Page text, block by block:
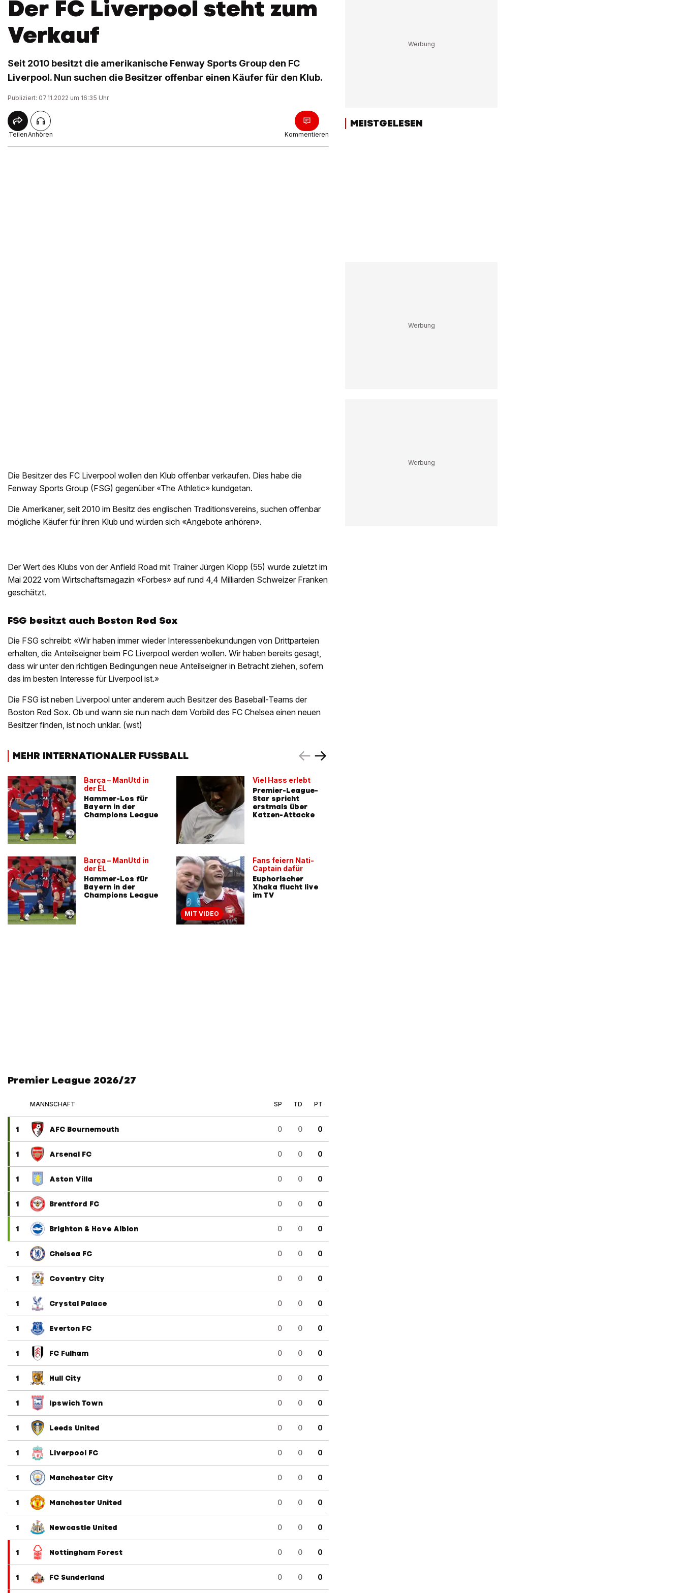
Der FC Liverpool steht zum
Verkauf
Seit 2010 besitzt die amerikanische Fenway Sports Group den FC
Liverpool. Nun suchen die Besitzer offenbar einen Käufer für den Klub.
Publiziert: 07.11.2022 um 16:35 Uhr
TeilenAnhören Kommentieren
Die Besitzer des FC Liverpool wollen den Klub offenbar verkaufen. Dies habe die
Fenway Sports Group (FSG) gegenüber «The Athletic» kundgetan.
Die Amerikaner, seit 2010 im Besitz des englischen Traditionsvereins, suchen offenbar
mögliche Käufer für ihren Klub und würden sich «Angebote anhören».
Der Wert des Klubs von der Anfield Road mit Trainer Jürgen Klopp (55) wurde zuletzt im
Mai 2022 vom Wirtschaftsmagazin «Forbes» auf rund 4,4 Milliarden Schweizer Franken
geschätzt.
FSG besitzt auch Boston Red Sox
Die FSG schreibt: «Wir haben immer wieder Interessenbekundungen von Drittparteien
erhalten, die Anteilseigner beim FC Liverpool werden wollen. Wir haben bereits gesagt,
dass wir unter den richtigen Bedingungen neue Anteilseigner in Betracht ziehen, sofern
das im besten Interesse für Liverpool ist.»
Die FSG ist neben Liverpool unter anderem auch Besitzer des Baseball-Teams der
Boston Red Sox. Ob und wann sie nun nach dem Vorbild des FC Chelsea einen neuen
Besitzer finden, ist noch unklar. (wst)
MEHR INTERNATIONALER FUSSBALL
Barça – ManUtd in
der EL
Hammer-Los für
Bayern in der
Champions League
Barça – ManUtd in
der EL
Hammer-Los für
Bayern in der
Champions League
Viel Hass erlebt
Premier-League-
Star spricht
erstmals über
Katzen-Attacke
MIT VIDEO
Fans feiern Nati-
Captain dafür
Euphorischer
Xhaka flucht live
im TV
Premier League 2026/27
MANNSCHAFT SP TD PT
1 AFC Bournemouth 0 0 0
1 Arsenal FC 0 0 0
1 Aston Villa 0 0 0
1 Brentford FC 0 0 0
1 Brighton & Hove Albion 0 0 0
1 Chelsea FC 0 0 0
1 Coventry City 0 0 0
1 Crystal Palace 0 0 0
1 Everton FC 0 0 0
1 FC Fulham 0 0 0
1 Hull City 0 0 0
1 Ipswich Town 0 0 0
1 Leeds United 0 0 0
1 Liverpool FC 0 0 0
1 Manchester City 0 0 0
1 Manchester United 0 0 0
1 Newcastle United 0 0 0
1 Nottingham Forest 0 0 0
1 FC Sunderland 0 0 0
MEISTGELESEN